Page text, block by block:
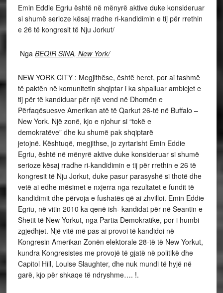
Emin Eddie Egriu është në mënyrë aktive duke konsideruar
si shumë serioze kësaj rradhe ri-kandidimin e tij për rrethin
e 26 të kongresit të Nju Jorkut/
Nga BEQIR SINA, New York/
NEW YORK CITY : Megjithëse, është heret, por ai tashmë
të paktën në komunitetin shqiptar i ka shpalluar ambicjet e
tij për të kandiduar për një vend në Dhomën e
Përfaqësuesve Amerikan atë të Qarkut 26-të në Buffalo –
New York. Një zonë, kjo e njohur si “tokë e
demokratëve” dhe ku shumë pak shqiptarë
jetojnë. Kështuqë, megjithse, jo zyrtarisht Emin Eddie
Egriu, është në mënyrë aktive duke konsideruar si shumë
serioze kësaj rradhe ri-kandidimin e tij për rrethin e 26 të
kongresit të Nju Jorkut, duke pasur parasyshë si thotë dhe
vetë ai edhe mësimet e nxjerra nga rezultatet e fundit të
kandidimit dhe përvoja e fushatës që ai zhvilloi. Emin Eddie
Egriu, në vitin 2010 ka qenë ish- kandidat për në Seantin e
Shetit të New Yorkut, nga Partia Demokratike, por i humbi
zgjedhjet. Një vitë më pas ai provoi të kandidoi në
Kongresin Amerikan Zonën elektorale 28-të të New Yorkut,
kundra Kongresistes me provojë të gjatë në politikë dhe
Capitol Hill, Louise Slaughter, dhe nuk mundi të hyjë në
garë, kjo për shkaqe të ndryshme…. !.